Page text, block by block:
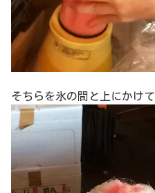
そちらを氷の間と上にかけて